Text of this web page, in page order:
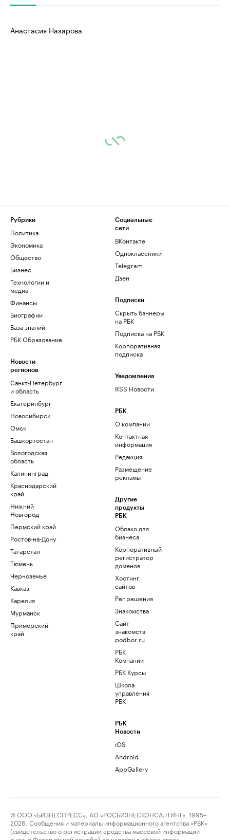
Анастасия Назарова
Рубрики
Политика
Экономика
Общество
Бизнес
Технологии и
медиа
Финансы
Биографии
База знаний
РБК Образование
Новости
регионов
Санкт-Петербург
и область
Екатеринбург
Новосибирск
Омск
Башкортостан
Вологодская
область
Калининград
Краснодарский
край
Нижний
Новгород
Пермский край
Ростов-на-Дону
Татарстан
Тюмень
Черноземье
Кавказ
Карелия
Мурманск
Приморский
край
Социальные
сети
ВКонтакте
Одноклассники
Telegram
Дзен
Подписки
Скрыть баннеры
на РБК
Подписка на РБК
Корпоративная
подписка
Уведомления
RSS Новости
РБК
О компании
Контактная
информация
Редакция
Размещение
рекламы
Другие
продукты
РБК
Облако для
бизнеса
Корпоративный
регистратор
доменов
Хостинг
сайтов
Рег.решения
Знакомства
Сайт
знакомств
podbor.ru
РБК
Компании
РБК Курсы
Школа
управления
РБК
РБК
Новости
iOS
Android
AppGallery
© ООО «БИЗНЕСПРЕСС», АО «РОСБИЗНЕСКОНСАЛТИНГ», 1995–
2026. Сообщения и материалы информационного агентства «РБК»
(свидетельство о регистрации средства массовой информации